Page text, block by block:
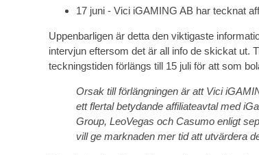
17 juni - Vici iGAMING AB har tecknat
Uppenbarligen är detta den viktigaste
intervjun eftersom det är all info de skickat ut.
teckningstiden förlängs till 15 juli för att som
Orsak till förlängningen är att Vici
ett flertal betydande affiliateavtal med
Group, LeoVegas och Casumo enligt
vill ge marknaden mer tid att utvärdera